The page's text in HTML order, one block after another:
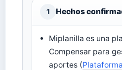
1 Hechos
Miplanilla es una
Compensar para
aportes (